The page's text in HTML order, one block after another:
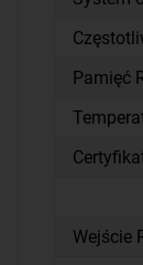
Pamięć
Wejście